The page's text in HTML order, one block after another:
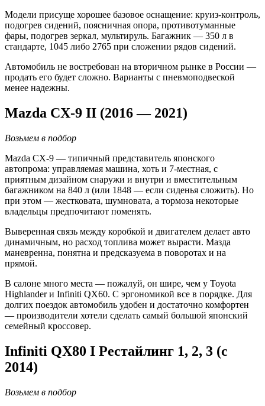
Модели присуще хорошее базовое оснащение: круиз-контроль,
подогрев сидений, поясничная опора, противотуманные
фары, подогрев зеркал, мультируль. Багажник — 350 л в
стандарте, 1045 либо 2765 при сложении рядов сидений.
Автомобиль не востребован на вторичном рынке в России —
продать его будет сложно. Варианты с пневмоподвеской
менее надежны.
Mazda CX-9 II (2016 — 2021)
Возьмем в подбор
Mazda CX-9 — типичный представитель японского
автопрома: управляемая машина, хоть и 7-местная, с
приятным дизайном снаружи и внутри и вместительным
багажником на 840 л (или 1848 — если сиденья сложить). Но
при этом — жестковата, шумновата, а тормоза некоторые
владельцы предпочитают поменять.
Выверенная связь между коробкой и двигателем делает авто
динамичным, но расход топлива может вырасти. Мазда
маневренна, понятна и предсказуема в поворотах и на
прямой.
В салоне много места — пожалуй, он шире, чем у Toyota
Highlander и Infiniti QX60. С эргономикой все в порядке. Для
долгих поездок автомобиль удобен и достаточно комфортен
— производители хотели сделать самый большой японский
семейный кроссовер.
Infiniti QX80 I Рестайлинг 1, 2, 3 (c
2014)
Возьмем в подбор